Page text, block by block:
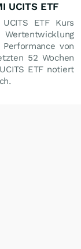
UCITS ETF
ETF Kurs
von
52 Wochen
ETF notiert